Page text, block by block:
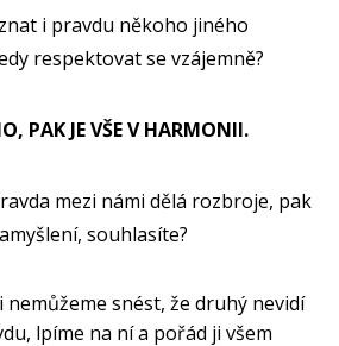
i pravdu někoho jiného
respektovat se vzájemně?
PAK JE VŠE V HARMONII.
mezi námi dělá rozbroje, pak
souhlasíte?
nemůžeme snést, že druhý nevidí
lpíme na ní a pořád ji všem